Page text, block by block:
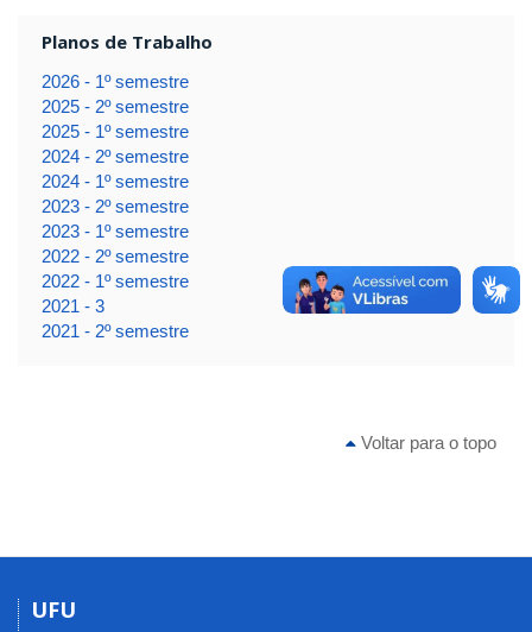
Planos de Trabalho
2026 - 1º semestre
2025 - 2º semestre
2025 - 1º semestre
2024 - 2º semestre
2024 - 1º semestre
2023 - 2º semestre
2023 - 1º semestre
2022 - 2º semestre
2022 - 1º semestre
2021 - 3
2021 - 2º semestre
Voltar para o topo
UFU